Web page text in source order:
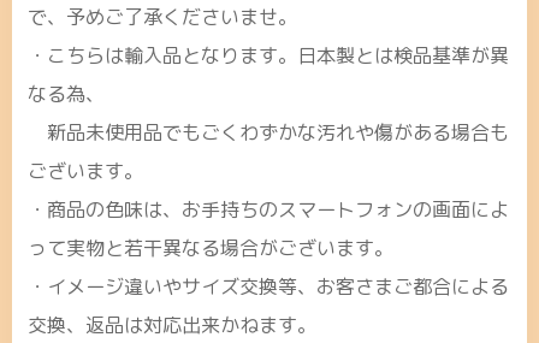
で、予めご了承くださいませ。
・こちらは輸入品となります。日本製とは検品基準が異
なる為、
新品未使用品でもごくわずかな汚れや傷がある場合も
ございます。
・商品の色味は、お手持ちのスマートフォンの画面によ
って実物と若干異なる場合がございます。
・イメージ違いやサイズ交換等、お客さまご都合による
交換、返品は対応出来かねます。